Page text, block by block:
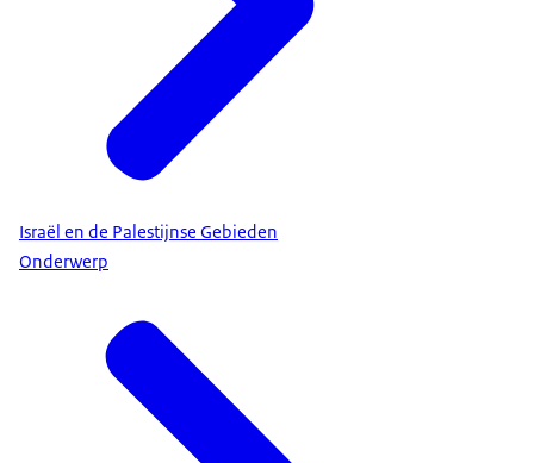
Israël en de Palestijnse Gebieden
Onderwerp